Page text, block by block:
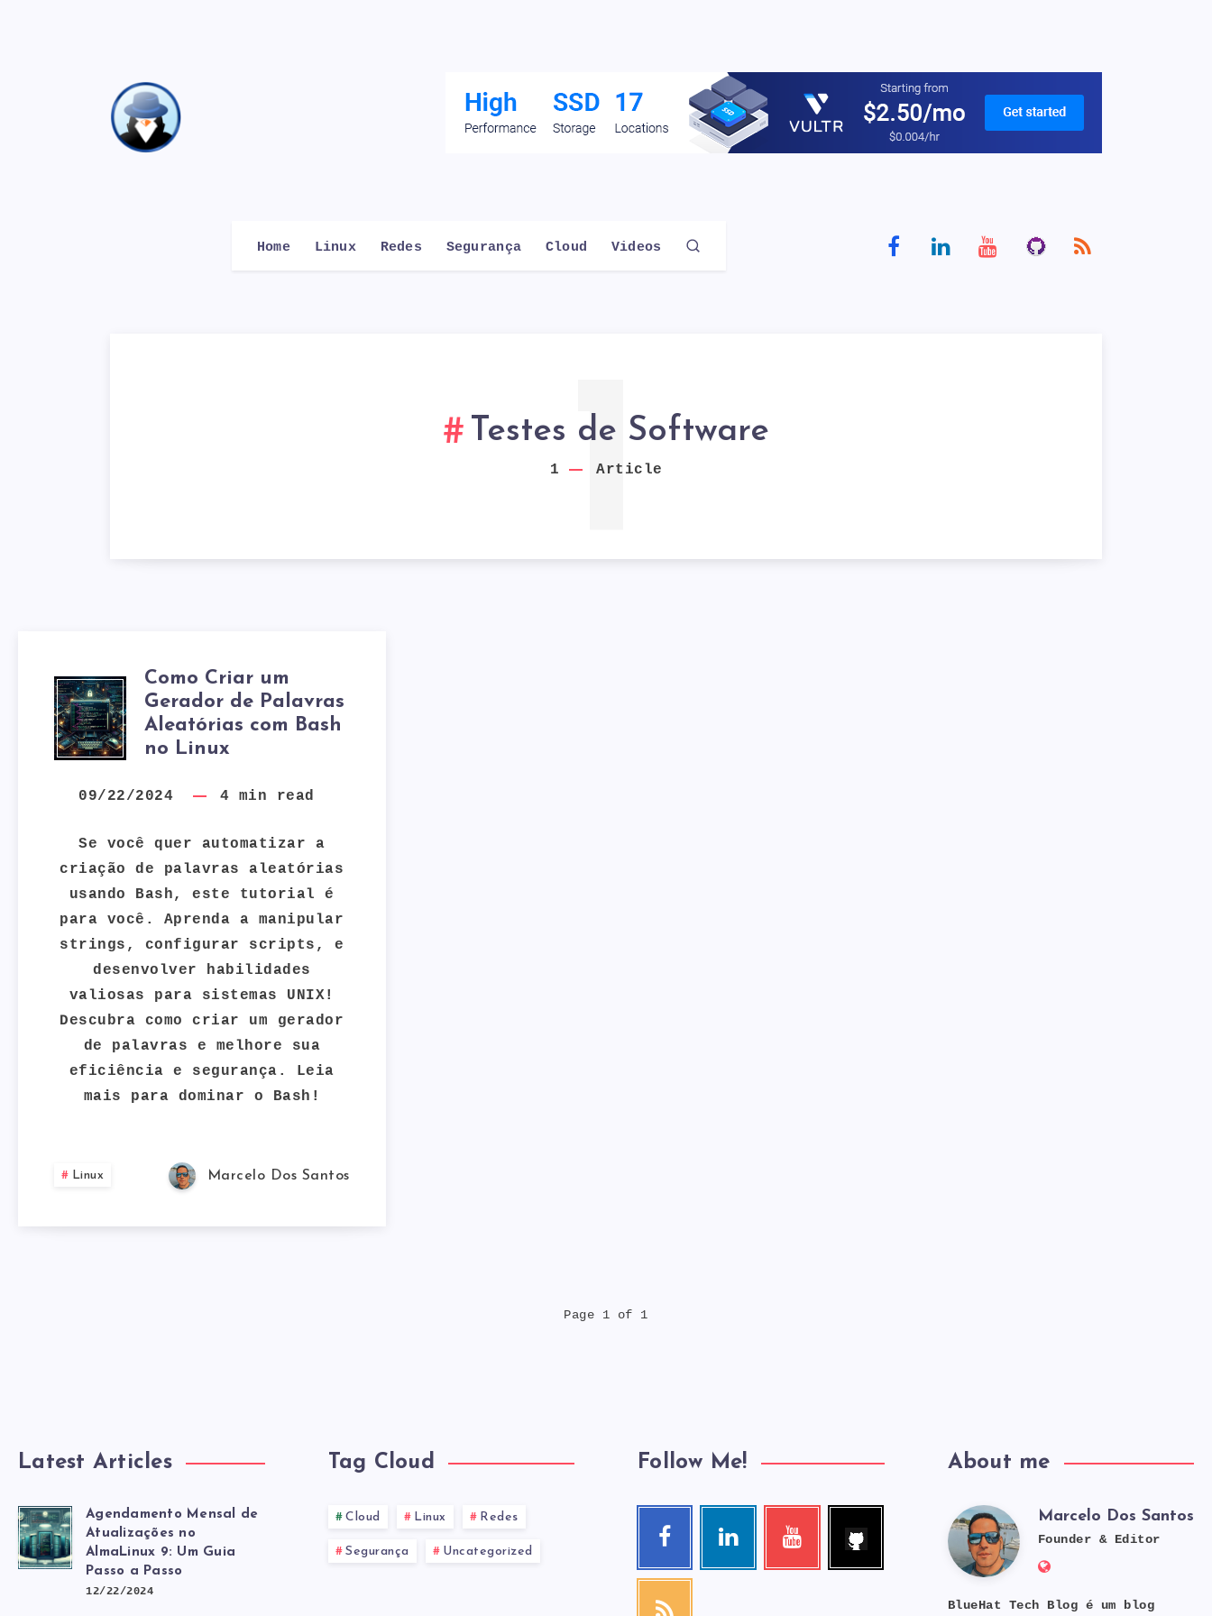
Home Linux Redes Segurança Cloud Videos
Testes de Software
1 Article
1
COMO
CRIAR
UM
GERADOR
DE
PALAVRAS
ALEATÓRIAS
COM
BASH
NO
Como Criar um
Gerador de Palavras
Aleatórias com Bash
no Linux
09/22/2024 4 min read
Se você quer automatizar a
criação de palavras aleatórias
usando Bash, este tutorial é
para você. Aprenda a manipular
strings, configurar scripts, e
desenvolver habilidades
valiosas para sistemas UNIX!
Descubra como criar um gerador
de palavras e melhore sua
eficiência e segurança. Leia
mais para dominar o Bash!
Linux Marcelo Dos Santos
Page 1 of 1
Latest Articles
Agendamento Mensal de
Atualizações no
AlmaLinux 9: Um Guia
Passo a Passo
12/22/2024
Tag Cloud
Cloud Linux Redes
Segurança Uncategorized
Follow Me!
Facebook
Follow
Linkedin
Visit
Youtube
Check
RSS
About me
Marcelo
Dos
Marcelo Dos Santos
Founder & Editor
Website:
BlueHat Tech Blog é um blog